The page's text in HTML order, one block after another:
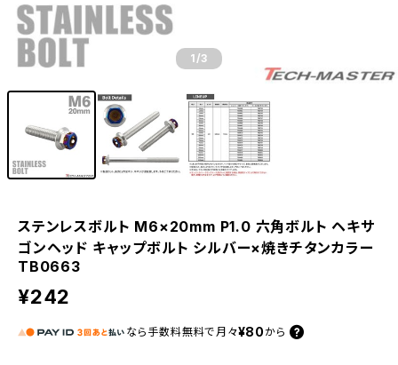
1 /3
ステンレスボルト M6×20mm P1.0 六角ボルト ヘキサ
ゴンヘッド キャップボルト シルバー×焼きチタンカラー
TB0663
¥242
なら 手数料無料で 月々¥80 から